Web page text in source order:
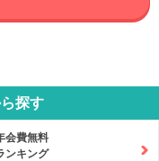
探す
会費無料
ンキング